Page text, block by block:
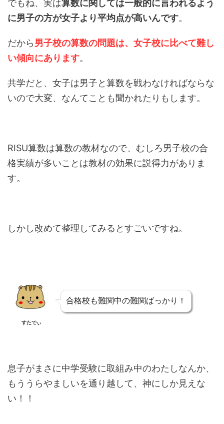
でもね、実は算数に関しては一般的に言われるよう
に男子の方が女子より平均点が高いんです。
だから男子校の算数の問題は、女子校に比べて難し
い傾向にあります。
共学だと、女子は男子と算数を戦わなければならな
いので大変、なんてことも聞かれたりもします。
RISU算数は算数の教材なので、むしろ男子校の合
格実績が多いことは教材の効果に説得力がありま
す。
しかし改めて整理してみるとすごいですね。
すたでぃ
合格校も難関中の難関ばっかり！
息子がまさに中学受験に取組み中のわたしなんか、
もううらやましいを通り越して、神にしか見えな
い！！